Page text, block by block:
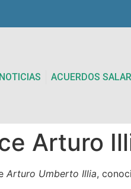
NOTICIAS ACUERDOS
Arturo
Arturo Umberto Illia,